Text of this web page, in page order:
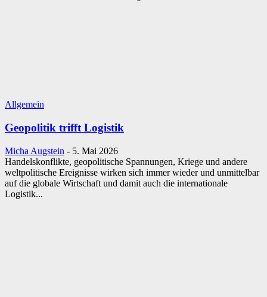
Allgemein
Geopolitik trifft Logistik
Micha Augstein - 5. Mai 2026
Handelskonflikte, geopolitische Spannungen, Kriege und andere
weltpolitische Ereignisse wirken sich immer wieder und unmittelbar
auf die globale Wirtschaft und damit auch die internationale
Logistik...